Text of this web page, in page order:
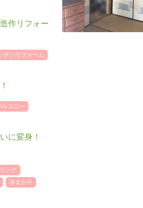
作リフォー
チンリフォーム
ルコニー
に変身！
ング
水まわり